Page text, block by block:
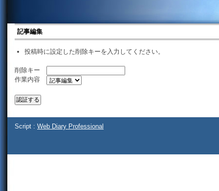
記事編集
投稿時に設定した削除キーを入力してください。
削除キー
作業内容
Script : Web Diary Professional